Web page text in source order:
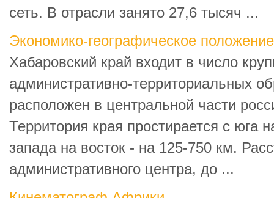
сеть. В отрасли занято 27,6 тысяч ...
Экономико-географическое
Хабаровский край входит в число
административно-территориальных
расположен в центральной части
Территория края простирается с юга
запада на восток - на 125-750 км.
административного центра, до ...